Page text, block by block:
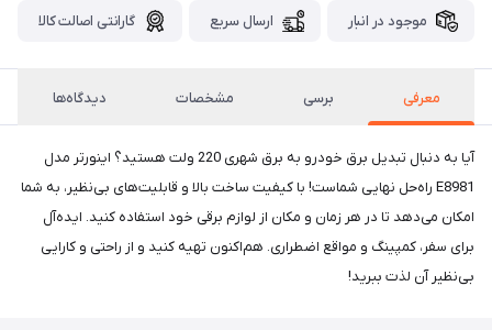
موجود در انبار ارسال سریع گارانتی اصالت کالا
معرفی برسی مشخصات دیدگاه‌ها
آیا به دنبال تبدیل برق خودرو به برق شهری 220 ولت هستید؟ اینورتر مدل
E8981 راه‌حل نهایی شماست! با کیفیت ساخت بالا و قابلیت‌های بی‌نظیر، به شما
امکان می‌دهد تا در هر زمان و مکان از لوازم برقی خود استفاده کنید. ایده‌آل
برای سفر، کمپینگ و مواقع اضطراری. هم‌اکنون تهیه کنید و از راحتی و کارایی
بی‌نظیر آن لذت ببرید!